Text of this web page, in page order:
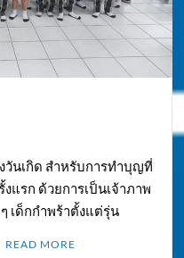
วันเกิด สำหรับการทำบุญที่
แรก ด้วยการเป็นเจ้าภาพ
เด็กกำพร้าตั้งแต่รุ่น
READ MORE